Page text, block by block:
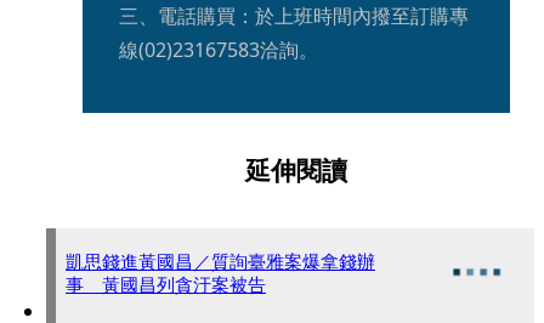
三、電話購買：於上班時間內撥至訂購專
線(02)23167583洽詢。
延伸閱讀
凱思錢進黃國昌／質詢臺雅案爆拿錢辦
事 黃國昌列貪汙案被告